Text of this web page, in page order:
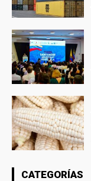
CATEGORÍAS